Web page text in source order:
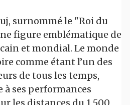
surnommé le "Roi du
figure emblématique de
et mondial. Le monde
comme étant l’un des
de tous les temps,
ses performances
les distances du 1 500